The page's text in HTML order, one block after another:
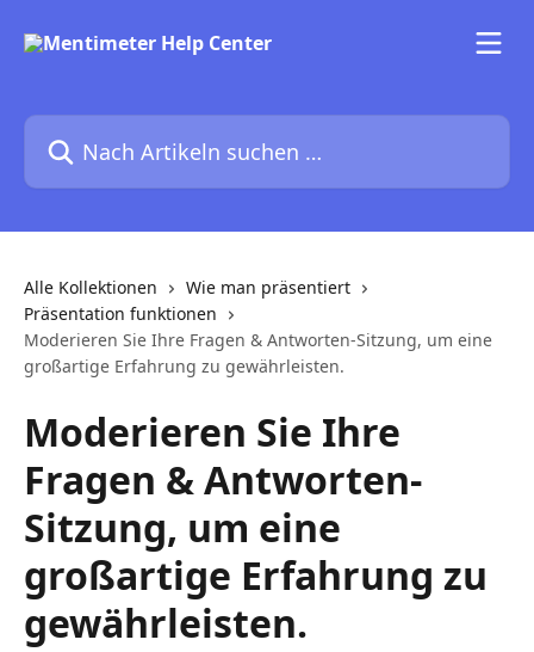
Nach Artikeln suchen …
Alle Kollektionen
Wie man präsentiert
Präsentation funktionen
Moderieren Sie Ihre Fragen & Antworten-Sitzung, um eine
großartige Erfahrung zu gewährleisten.
Moderieren Sie Ihre
Fragen & Antworten-
Sitzung, um eine
großartige Erfahrung zu
gewährleisten.